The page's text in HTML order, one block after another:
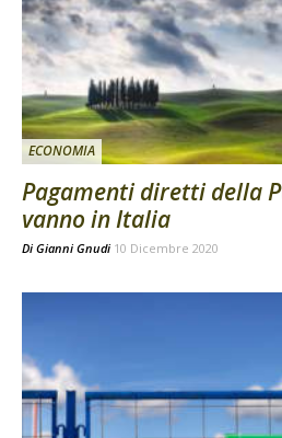
ECONOMIA
Pagamenti diretti della
vanno in Italia
Di Gianni Gnudi 10 Dicembre 2020